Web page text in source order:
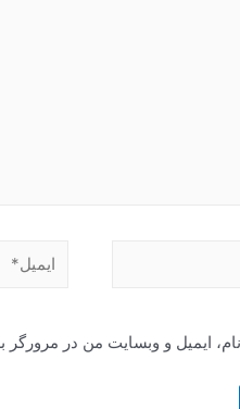
ایمیل*
ایمیل و وبسایت من در